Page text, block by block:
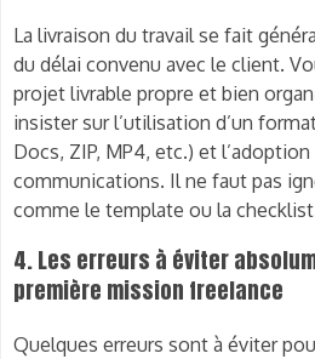
La livraison du travail se fait
du délai convenu avec le client.
projet livrable propre et bien
insister sur l’utilisation d’un
Docs, ZIP, MP4, etc.) et
communications. Il ne faut pas
comme le template ou la
4. Les erreurs à éviter
première mission freelance
Quelques erreurs sont à éviter